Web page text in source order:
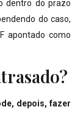
dentro do prazo
do caso,
apontado como
depois, fazer